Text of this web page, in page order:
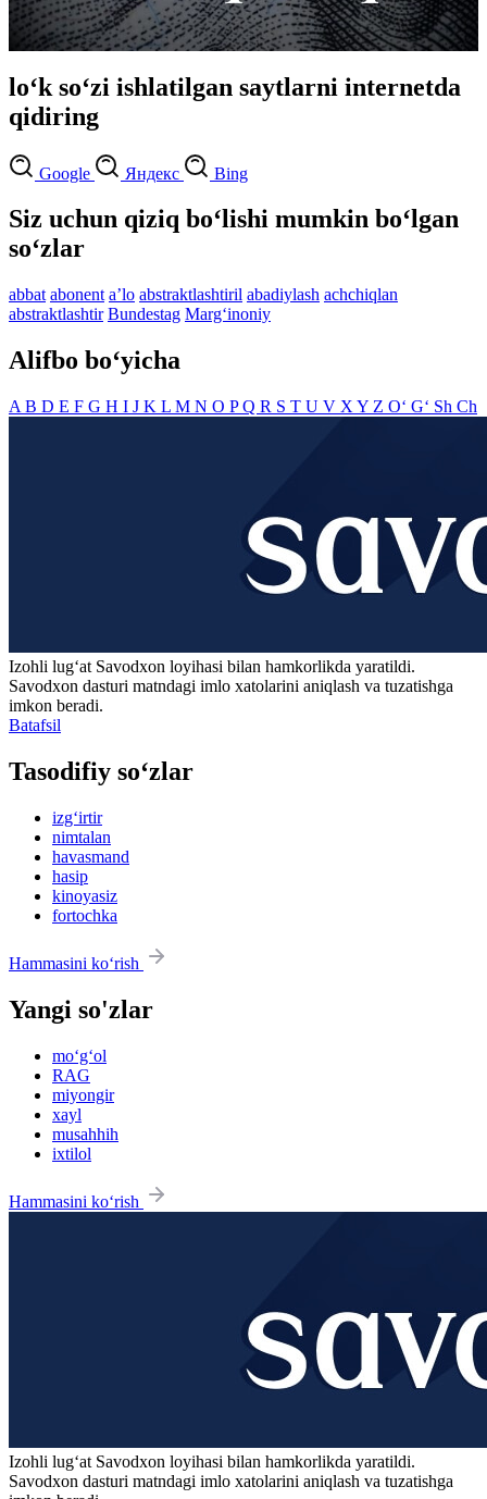
lo‘k so‘zi ishlatilgan saytlarni internetda
qidiring
Google Яндекс Bing
Siz uchun qiziq bo‘lishi mumkin bo‘lgan
so‘zlar
abbat abonent aʼlo abstraktlashtiril abadiylash achchiqlan
abstraktlashtir Bundestag Marg‘inoniy
Alifbo bo‘yicha
A B D E F G H I J K L M N O PQ R S T U V X Y Z O‘ G‘ Sh Ch
Izohli lugʻat Savodxon loyihasi bilan hamkorlikda yaratildi.
Savodxon dasturi matndagi imlo xatolarini aniqlash va tuzatishga
imkon beradi.
Batafsil
Tasodifiy so‘zlar
izg‘irtir
nimtalan
havasmand
hasip
kinoyasiz
fortochka
Hammasini ko‘rish
Yangi so'zlar
mo‘g‘ol
RAG
miyongir
xayl
musahhih
ixtilol
Hammasini ko‘rish
Izohli lugʻat Savodxon loyihasi bilan hamkorlikda yaratildi.
Savodxon dasturi matndagi imlo xatolarini aniqlash va tuzatishga